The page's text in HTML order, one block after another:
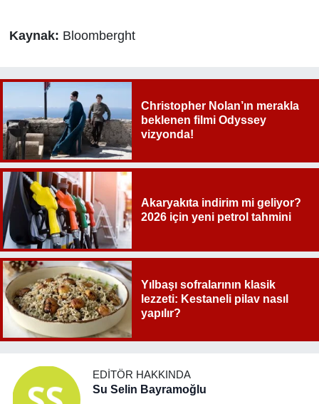
Kaynak: Bloomberght
Christopher Nolan’ın merakla
beklenen filmi Odyssey
vizyonda!
Akaryakıta indirim mi geliyor?
2026 için yeni petrol tahmini
Yılbaşı sofralarının klasik
lezzeti: Kestaneli pilav nasıl
yapılır?
EDITÖR HAKKINDA
Su Selin Bayramoğlu